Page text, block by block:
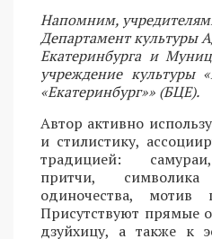
Напомним,
Департамент культуры
Екатеринбурга и
учреждение культуры
«Екатеринбург»» (БЦЕ).
Автор активно
и стилистику,
традицией:
притчи,
одиночества,
Присутствуют прямые
дзуйхицу, а также к